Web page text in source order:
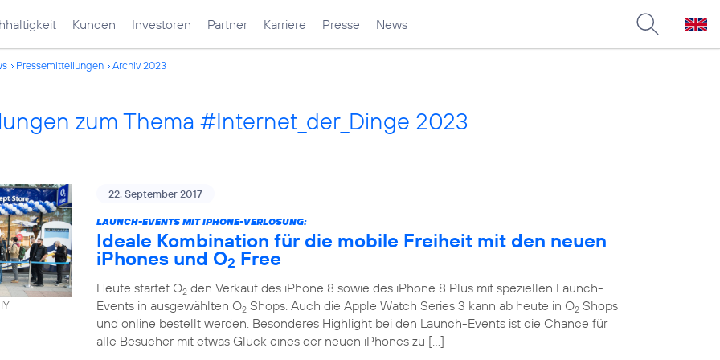
Kunden Investoren Partner Karriere Presse News
Pressemitteilungen Archiv 2023
zum Thema #Internet_der_Dinge 2023
22. September 2017
LAUNCH-EVENTS MIT IPHONE-VERLOSUNG:
Ideale Kombination für die mobile Freiheit mit den neuen
iPhones und O2 Free
Heute startet O2 den Verkauf des iPhone 8 sowie des iPhone 8 Plus mit speziellen Launch-
Events in ausgewählten O2 Shops. Auch die Apple Watch Series 3 kann ab heute in O2 Shops
und online bestellt werden. Besonderes Highlight bei den Launch-Events ist die Chance für
alle Besucher mit etwas Glück eines der neuen iPhones zu […]